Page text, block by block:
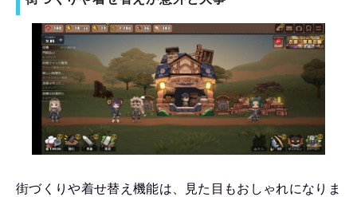
街づくりや着せ替え機能は、見た目もおしゃれになりま